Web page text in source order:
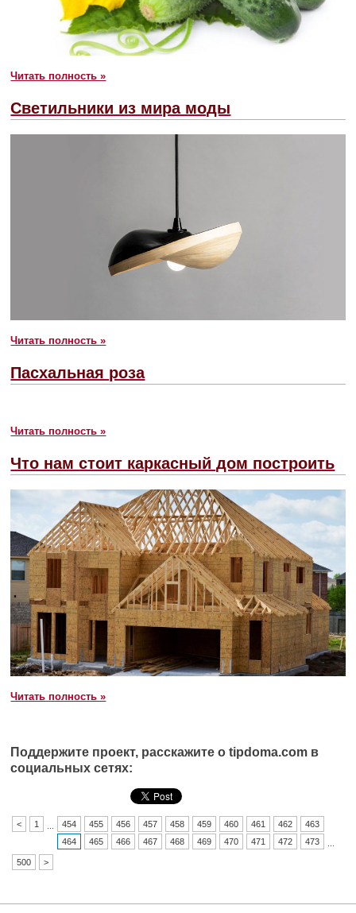
Читать полность »
Светильники из мира моды
Читать полность »
Пасхальная роза
Читать полность »
Что нам стоит каркасный дом построить
Читать полность »
Поддержите проект, расскажите о tipdoma.com в
социальных сетях:
< 1 454 455 456 457 458 459 460 461 462
463
464
465 466 467 468 469 470 471 472 473
500
>